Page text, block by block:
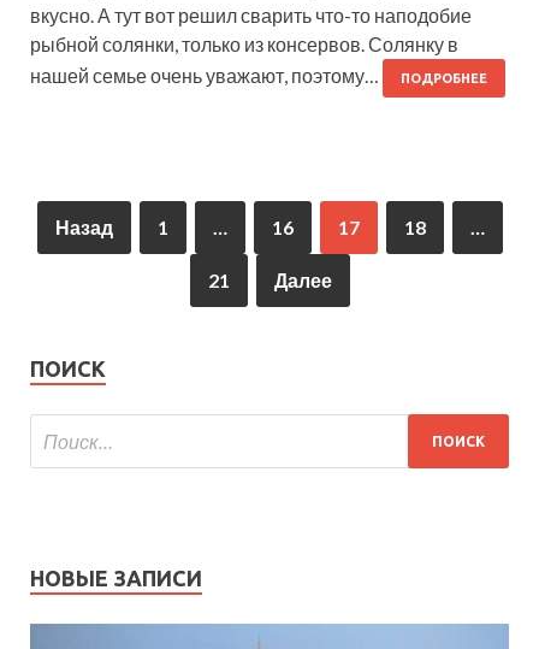
вкусно. А тут вот решил сварить что-то наподобие
рыбной солянки, только из консервов. Солянку в
нашей семье очень уважают, поэтому…
ПОДРОБНЕЕ
Назад 1 … 16 17 18 …
21 Далее
ПОИСК
НОВЫЕ ЗАПИСИ